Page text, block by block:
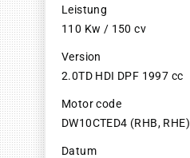
Leistung
110 Kw / 150 cv
Version
2.0TD HDI DPF 1997 cc
Motor code
DW10CTED4 (RHB, RHE)
Datum